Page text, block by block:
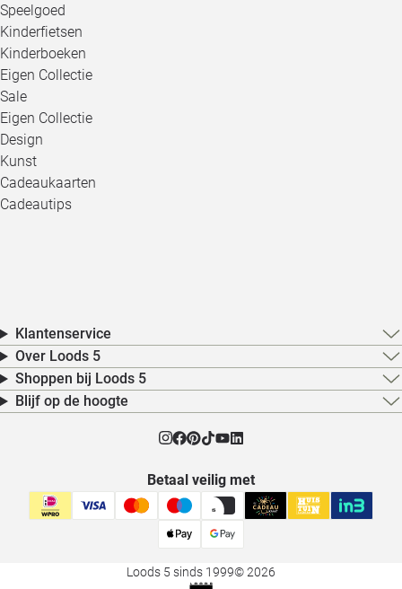
Speelgoed
Kinderfietsen
Kinderboeken
Eigen Collectie
Sale
Eigen Collectie
Design
Kunst
Cadeaukaarten
Cadeautips
Klantenservice
Over Loods 5
Shoppen bij Loods 5
Blijf op de hoogte
Betaal veilig met
Loods 5 sinds 1999© 2026